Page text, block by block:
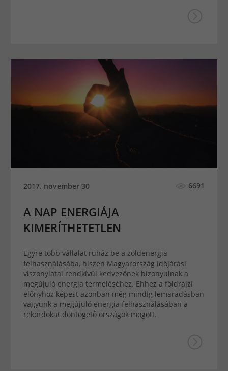
2017. november 30 6691
A NAP ENERGIÁJA
KIMERÍTHETETLEN
Egyre több vállalat ruház be a zöldenergia
felhasználásába, hiszen Magyarország időjárási
viszonylatai rendkívül kedvezőnek bizonyulnak a
megújuló energia termeléséhez. Ehhez a földrajzi
előnyhöz képest azonban még mindig lemaradásban
vagyunk a megújuló energia felhasználásában a
rekordokat döntögető országok mögött.